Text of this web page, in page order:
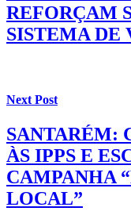
REFORÇAM
SISTEMA
Next Post
SANTARÉM:
ÀS IPPS E
CAMPANHA
LOCAL”